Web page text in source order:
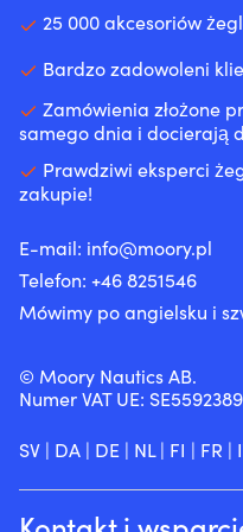
25 000 akcesoriów
Bardzo zadowoleni
Zamówienia złożone
samego dnia i docierają
Prawdziwi eksperci
zakupie!
E-mail: info@moory.pl
Telefon: +46 8251546
Mówimy po angielsku i
© Moory Nautics AB.
Numer VAT UE:
SV | DA | DE | NL| FI | FR |